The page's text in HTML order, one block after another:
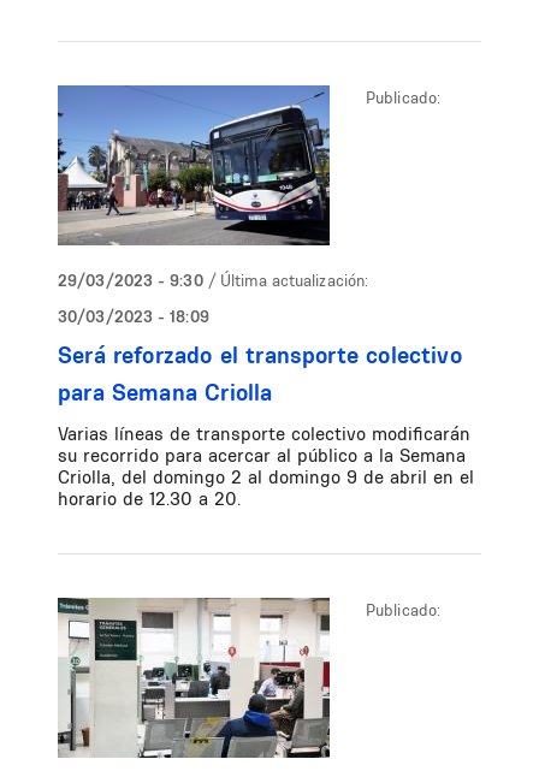
Publicado:
29/03/2023 - 9:30 / Última actualización:
30/03/2023 - 18:09
Será reforzado el transporte colectivo
para Semana Criolla
Varias líneas de transporte colectivo modificarán
su recorrido para acercar al público a la Semana
Criolla, del domingo 2 al domingo 9 de abril en el
horario de 12.30 a 20.
Publicado: